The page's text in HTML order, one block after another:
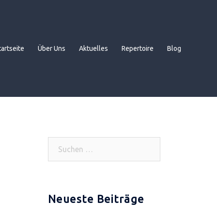
Über Uns Aktuelles Repertoire Blog
Neueste Beiträge